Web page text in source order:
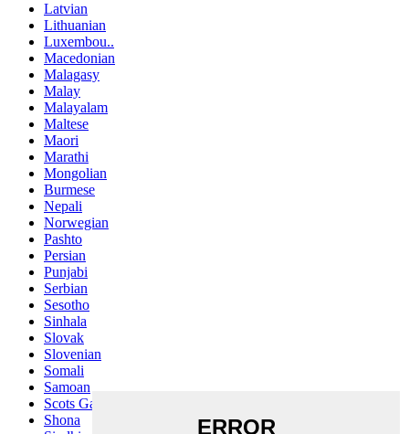
Latvian
Lithuanian
Luxembou..
Macedonian
Malagasy
Malay
Malayalam
Maltese
Maori
Marathi
Mongolian
Burmese
Nepali
Norwegian
Pashto
Persian
Punjabi
Serbian
Sesotho
Sinhala
Slovak
Slovenian
Somali
Samoan
Scots Gaelic
Shona